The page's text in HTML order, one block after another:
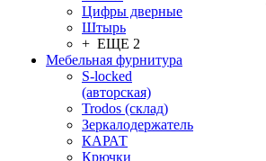
Цифры дверные
Штырь
+ ЕЩЕ 2
Мебельная фурнитура
S-locked
(авторская)
Trodos (склад)
Зеркалодержатель
КАРАТ
Крючки